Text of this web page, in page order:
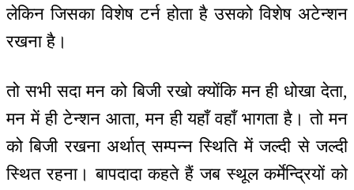
लेकिन जिसका विशेष टर्न होता है उसको विशेष अटेन्शन
रखना है।
तो सभी सदा मन को बिजी रखो क्योंकि मन ही धोखा देता,
मन में ही टेन्शन आता, मन ही यहाँ वहाँ भागता है। तो मन
को बिजी रखना अर्थात् सम्पन्न स्थिति में जल्दी से जल्दी
स्थित रहना। बापदादा कहते हैं जब स्थूल कर्मेन्द्रियों को